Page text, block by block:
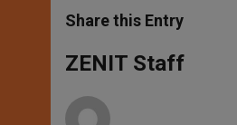
t
s
p
p
s
e
g
e
e
b
o
k
Share this Entry
ZENIT Staff